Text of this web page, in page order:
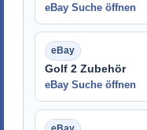
eBay Suche öffnen
Golf 2 Zubehör
eBay Suche öffnen